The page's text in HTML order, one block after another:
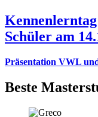
Schüler am
Präsentation VWL
Beste